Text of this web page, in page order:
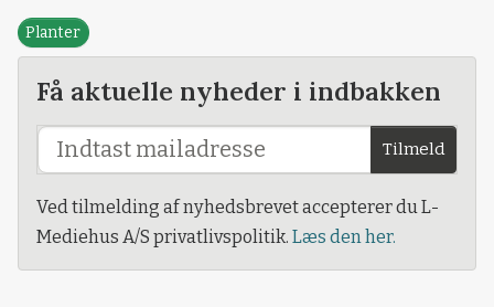
Planter
Få aktuelle nyheder i indbakken
Tilmeld
Ved tilmelding af nyhedsbrevet accepterer du L-
Mediehus A/S privatlivspolitik. Læs den her.